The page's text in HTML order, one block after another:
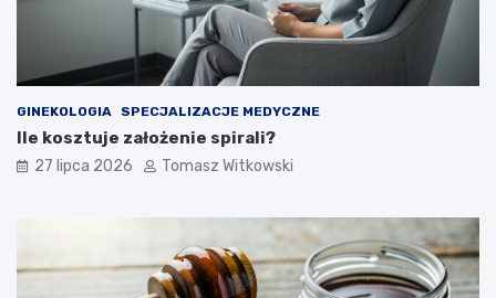
GINEKOLOGIA SPECJALIZACJE MEDYCZNE
Ile kosztuje założenie spirali?
27 lipca 2026 Tomasz Witkowski